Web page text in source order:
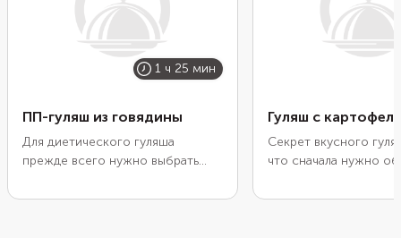
1 ч 25 мин
ПП-гуляш из говядины
Для диетического гуляша
прежде всего нужно выбрать
без жира: вырезку или филейную
Гуляш с
Секрет вкусного
что сначала нужно
приправами и